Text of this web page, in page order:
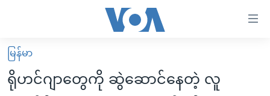
လွယ်ကူ
စေ
မူလစာမျက်နှာ
မြန်မာ
မြန်မာ
ရိုဟင်ဂျာတွေကို ဆွဲဆောင်နေတဲ့ လူ